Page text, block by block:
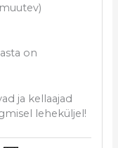
on
ja kellaajad
leheküljel!